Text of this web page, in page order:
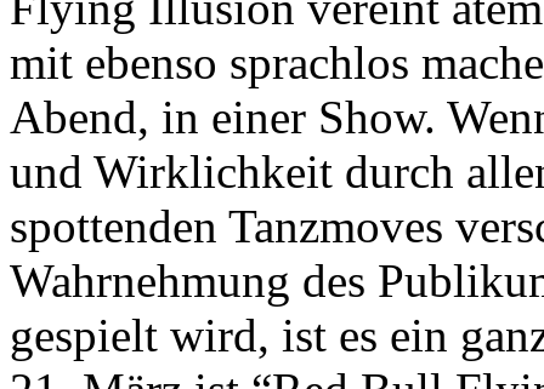
mit ebenso sprachlos
Abend, in einer Show.
und Wirklichkeit durch
spottenden Tanzmoves
Wahrnehmung des
gespielt wird, ist es ein